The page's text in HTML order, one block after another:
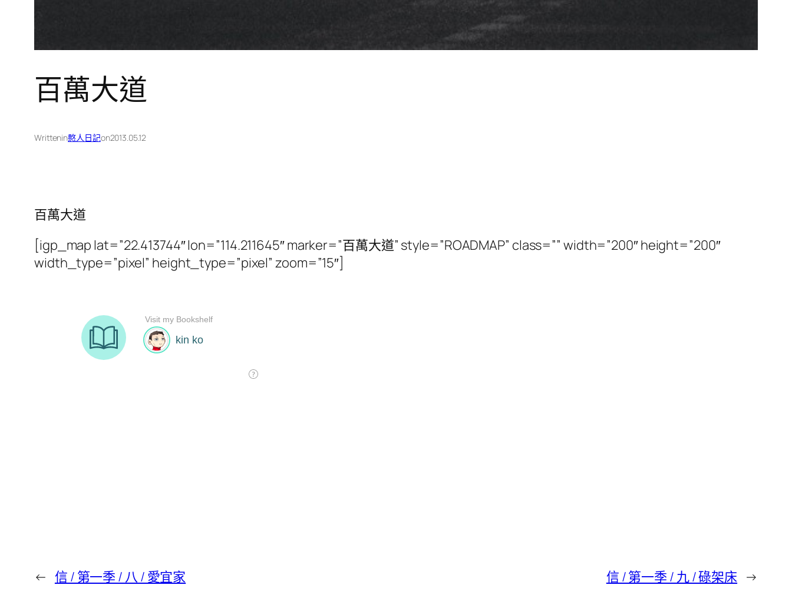
百萬大道
Writtenin憨人日記on2013.05.12
百萬大道
[igp_map lat=”22.413744″ lon=”114.211645″ marker=”百萬大道” style=”ROADMAP” class=”” width=”200″ height=”200″
width_type=”pixel” height_type=”pixel” zoom=”15″]
← 信 / 第一季 / 八 / 愛宜家 信 / 第一季 / 九 / 碌架床 →